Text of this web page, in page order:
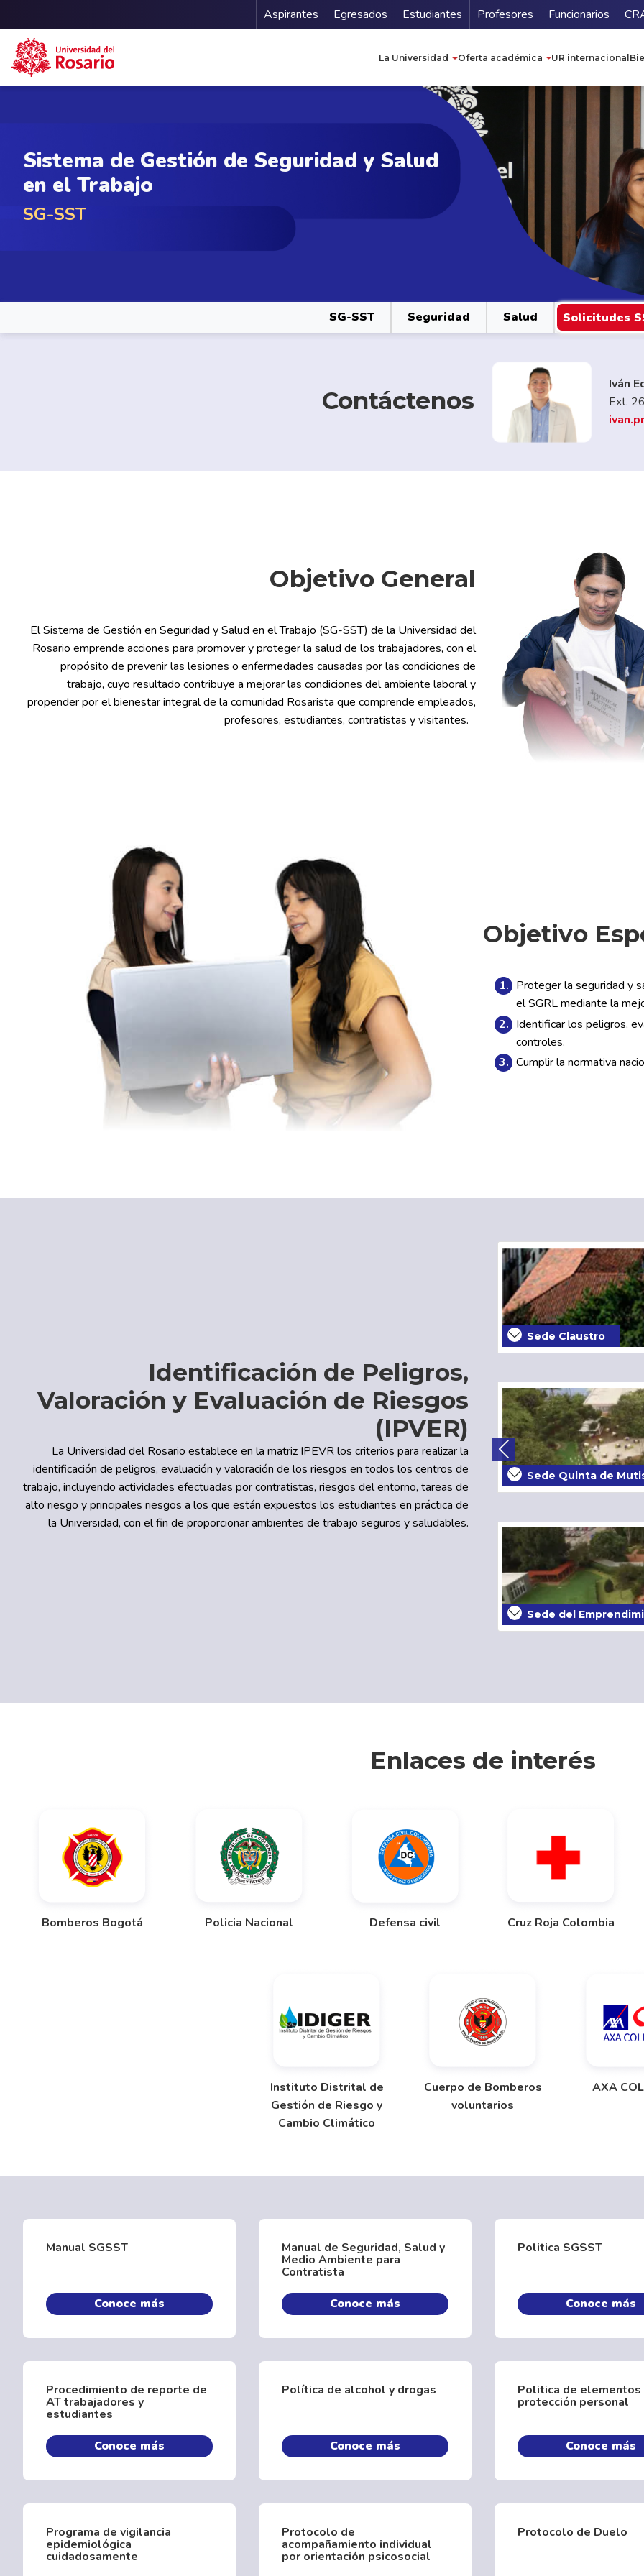
Menu Secundario
Aspirantes Egresados Estudiantes Profesores Funcionarios
La Universidad Oferta académica UR internacional
Sistema de Gestión de Seguridad y Salud
en el Trabajo
SG-SST
SG-SST Seguridad Salud Solicitudes
Contáctenos
Ext.
Objetivo General
El Sistema de Gestión en Seguridad y Salud en el Trabajo (SG-SST) de la Universidad del
Rosario emprende acciones para promover y proteger la salud de los trabajadores, con el
propósito de prevenir las lesiones o enfermedades causadas por las condiciones de
trabajo, cuyo resultado contribuye a mejorar las condiciones del ambiente laboral y
propender por el bienestar integral de la comunidad Rosarista que comprende empleados,
profesores, estudiantes, contratistas y visitantes.
Objetivo
Proteger la seguridad y
el SGRL mediante la
Identificar los peligros,
controles.
Cumplir la normativa
Identificación de Peligros,
Valoración y Evaluación de Riesgos
(IPVER)
La Universidad del Rosario establece en la matriz IPEVR los criterios para realizar la
identificación de peligros, evaluación y valoración de los riesgos en todos los centros de
trabajo, incluyendo actividades efectuadas por contratistas, riesgos del entorno, tareas de
alto riesgo y principales riesgos a los que están expuestos los estudiantes en práctica de
la Universidad, con el fin de proporcionar ambientes de trabajo seguros y saludables.
Sede Nova
Sede Misi
Sede Estación
Previous
Enlaces de interés
Bomberos Bogotá Policia Nacional Defensa civil Cruz Roja Colombia
Instituto Distrital de
Gestión de Riesgo y
Cambio Climático
Cuerpo de Bomberos
voluntarios
AXA
Manual SGSST
Conoce más
Manual de Seguridad, Salud y
Medio Ambiente para
Contratista
Conoce más
Politica SGSST
Conoce más
Procedimiento de reporte de
AT trabajadores y
estudiantes
Conoce más
Política de alcohol y drogas
Conoce más
Politica de elementos
protección personal
Conoce más
Programa de vigilancia
epidemiológica
cuidadosamente
Protocolo de
acompañamiento individual
por orientación psicosocial
Protocolo de Duelo